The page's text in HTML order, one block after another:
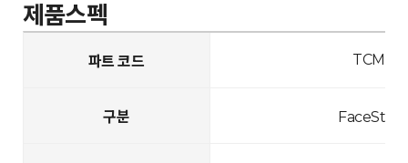
제품스펙
파트 코드 TCM10-
구분